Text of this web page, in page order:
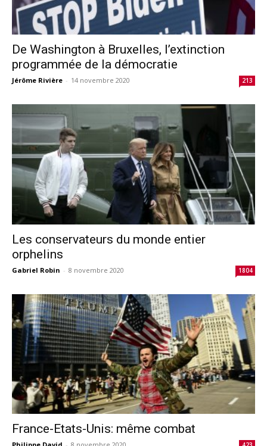
De Washington à Bruxelles, l’extinction
programmée de la démocratie
Jérôme Rivière - 14 novembre 2020 213
Les conservateurs du monde entier
orphelins
Gabriel Robin - 8 novembre 2020 1804
France-Etats-Unis: même combat